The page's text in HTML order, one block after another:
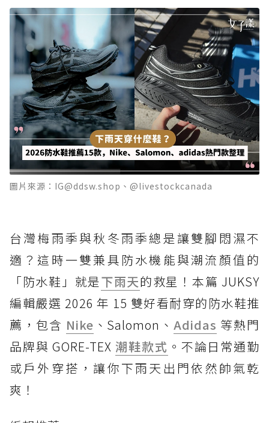
圖片來源：IG@ddsw.shop、@livestockcanada
台灣梅雨季與秋冬雨季總是讓雙腳悶濕不
適？這時一雙兼具防水機能與潮流顏值的
「防水鞋」就是下雨天的救星！本篇 JUKSY
編輯嚴選 2026 年 15 雙好看耐穿的防水鞋推
薦，包含 Nike 、Salomon、Adidas 等熱門
品牌與 GORE-TEX 潮鞋款式 。不論日常通勤
或戶外穿搭，讓你下雨天出門依然帥氣乾
爽！